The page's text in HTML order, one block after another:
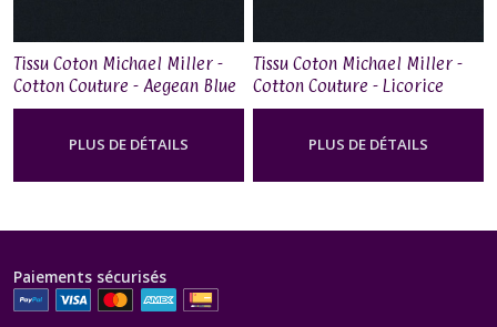
Tissu Coton Michael Miller -
Cotton Couture - Aegean Blue
PLUS DE DÉTAILS
Tissu Coton Michael Miller -
Cotton Couture - Licorice
PLUS DE DÉTAILS
Paiements sécurisés